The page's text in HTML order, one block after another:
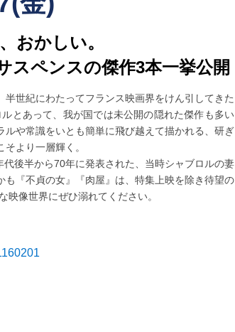
おかしい。
スペンスの傑作3本一挙公開
世紀にわたってフランス映画界をけん引してきた
とあって、我が国では未公開の隠れた傑作も多い
や常識をいとも簡単に飛び越えて描かれる、研ぎ
より一層輝く。
後半から70年に発表された、当時シャブロルの妻
『不貞の女』『肉屋』は、特集上映を除き待望の
像世界にぜひ溺れてください。